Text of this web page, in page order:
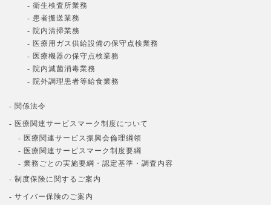
- 衛生検査所業務
- 患者搬送業務
- 院内清掃業務
- 医療用ガス供給設備の保守点検業務
- 医療機器の保守点検業務
- 院内滅菌消毒業務
- 院外調理患者等給食業務
- 関係法令
- 医療関連サービスマーク制度について
- 医療関連サービス振興会倫理綱領
- 医療関連サービスマーク制度要綱
- 業務ごとの実施要綱・認定基準・調査内容
- 制度保険に関するご案内
- サイバー保険のご案内